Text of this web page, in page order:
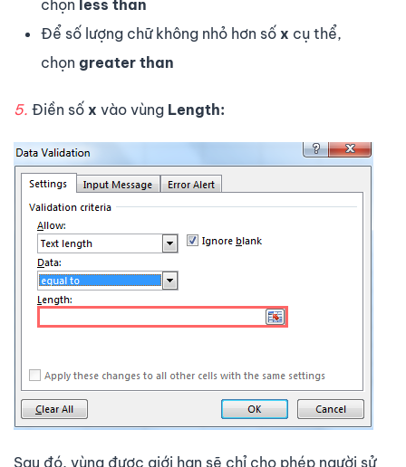
chọn less than
Để số lượng chữ không nhỏ hơn số x cụ thể,
chọn greater than
5. Điền số x vào vùng Length:
Sau đó, vùng được giới hạn sẽ chỉ cho phép người sử